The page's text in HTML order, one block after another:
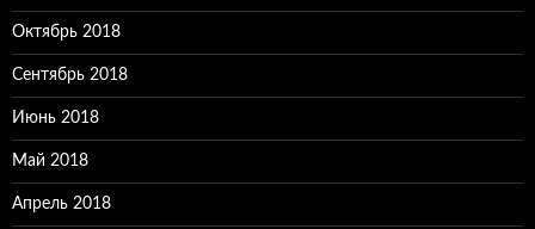
Октябрь 2018
Сентябрь 2018
Июнь 2018
Май 2018
Апрель 2018